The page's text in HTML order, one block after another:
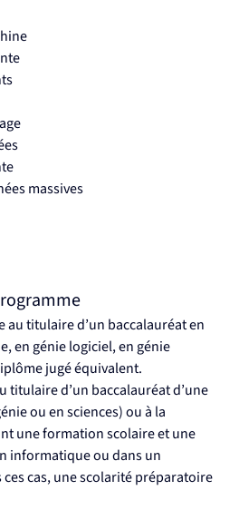
massives
au titulaire d’un baccalauréat en
en génie logiciel, en génie
jugé équivalent.
titulaire d’un baccalauréat d’une
ou en sciences) ou à la
une formation scolaire et une
informatique ou dans un
cas, une scolarité préparatoire